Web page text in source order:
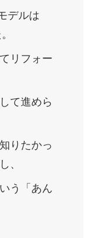
デルは
リフォー
て進めら
りたかっ
、
う「あん